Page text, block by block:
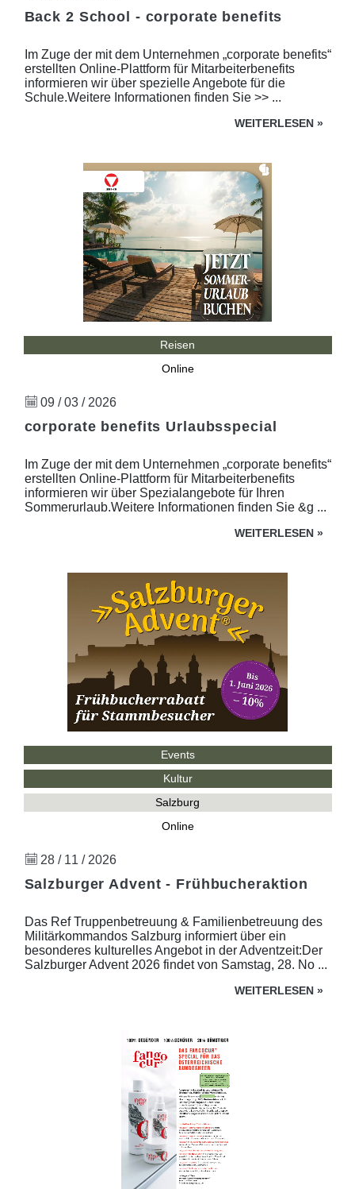
Back 2 School - corporate benefits
Im Zuge der mit dem Unternehmen „corporate benefits“
erstellten Online-Plattform für Mitarbeiterbenefits
informieren wir über spezielle Angebote für die
Schule.Weitere Informationen finden Sie >> ...
WEITERLESEN »
Reisen
Online
09 / 03 / 2026
corporate benefits Urlaubsspecial
Im Zuge der mit dem Unternehmen „corporate benefits“
erstellten Online-Plattform für Mitarbeiterbenefits
informieren wir über Spezialangebote für Ihren
Sommerurlaub.Weitere Informationen finden Sie &g ...
WEITERLESEN »
Events
Kultur
Salzburg
Online
28 / 11 / 2026
Salzburger Advent - Frühbucheraktion
Das Ref Truppenbetreuung & Familienbetreuung des
Militärkommandos Salzburg informiert über ein
besonderes kulturelles Angebot in der Adventzeit:Der
Salzburger Advent 2026 findet von Samstag, 28. No ...
WEITERLESEN »